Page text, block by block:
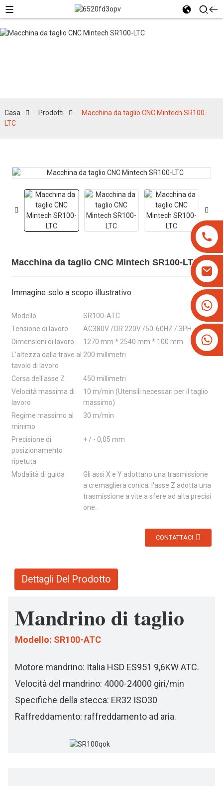
+16266628193
Casa Prodotti
Macchina da taglio CNC Mintech SR100-
LTC
Macchina da taglio CNC Mintech SR100-LTC
Immagine solo a scopo illustrativo.
Modello
SR100-ATC
Tensione di lavoro
AC380V /OR 220V /50-60HZ / 3PH
Dimensioni di lavoro
1270 mm * 2540 mm * 100 mm
L'altezza dalla trave al
tavolo di lavoro
200 millimetri
Corsa dell'asse Z
450 millimetri
Velocità massima di
lavoro
10 m/min (Utensili necessari per il taglio
massimo)
Regime massimo al
minimo
30 m/min
Precisione di
posizionamento
ripetuta
+ / - 0,05 mm
Modalità di guida
Gli assi X e Y adottano una trasmissione
a cremagliera conica; l'asse Z adotta una
trasmissione a vite a sfere ad alta precisi
one.
CONTATTACI
Dettagli Del Prodotto
Mandrino di taglio
Modello: SR100-ATC
Motore mandrino: Italia HSD ES951 9,6KW ATC.
Velocità del mandrino: 4000-24000 giri/min
Specifiche della stecca: ER32 ISO30
Raffreddamento: raffreddamento ad aria.